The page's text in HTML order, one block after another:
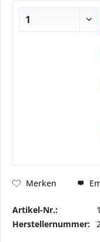
Merken
Artikel-Nr.:
Herstellernummer: